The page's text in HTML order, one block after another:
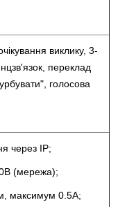
виклику, 3-
переклад
голосова
через IP;
(мережа);
максимум 0.5А;